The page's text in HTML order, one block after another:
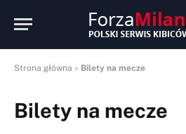
Strona główna » Bilety na mecze
Bilety na mecze